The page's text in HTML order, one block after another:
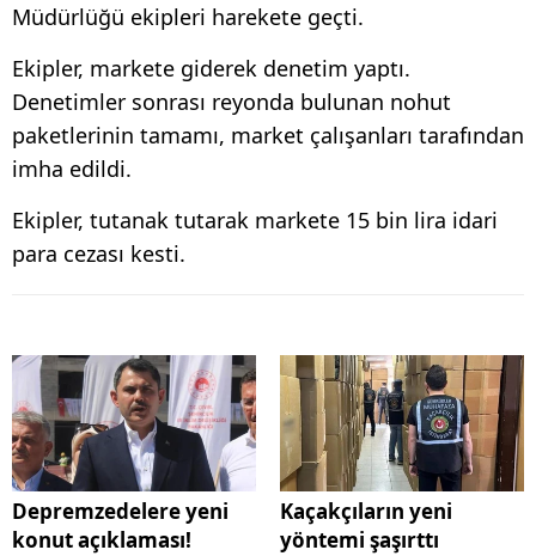
Müdürlüğü ekipleri harekete geçti.
Ekipler, markete giderek denetim yaptı.
Denetimler sonrası reyonda bulunan nohut
paketlerinin tamamı, market çalışanları tarafından
imha edildi.
Ekipler, tutanak tutarak markete 15 bin lira idari
para cezası kesti.
Depremzedelere yeni
konut açıklaması!
Kaçakçıların yeni
yöntemi şaşırttı